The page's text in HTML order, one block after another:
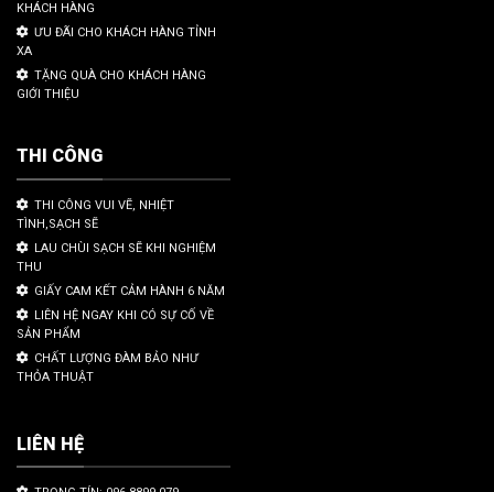
KHÁCH HÀNG
ƯU ĐÃI CHO KHÁCH HÀNG TỈNH
XA
TẶNG QUÀ CHO KHÁCH HÀNG
GIỚI THIỆU
THI CÔNG
THI CÔNG VUI VẼ, NHIỆT
TÌNH,SẠCH SẼ
LAU CHÙI SẠCH SẼ KHI NGHIỆM
THU
GIẤY CAM KẾT CẢM HÀNH 6 NĂM
LIÊN HỆ NGAY KHI CÓ SỰ CỐ VỀ
SẢN PHẨM
CHẤT LƯỢNG ĐÀM BẢO NHƯ
THỎA THUẬT
LIÊN HỆ